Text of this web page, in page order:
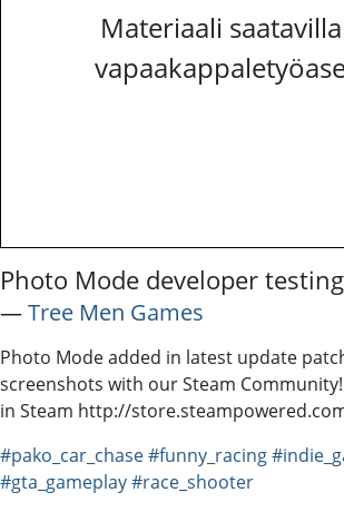
Materiaali
Photo Mode developer testing
―Tree Men Games
Photo Mode added in latest update
screenshots with our Steam Community!
in Steam http://
#pako_car_chase#funny_racing
#gta_gameplay#race_shooter